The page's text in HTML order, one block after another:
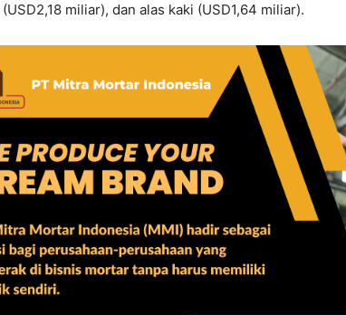
miliar), dan alas kaki (USD1,64 miliar).